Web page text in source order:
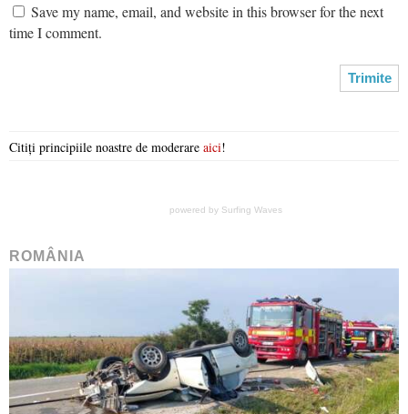
Save my name, email, and website in this browser for the next
time I comment.
Citiți principiile noastre de moderare aici!
powered by Surfing Waves
ROMÂNIA